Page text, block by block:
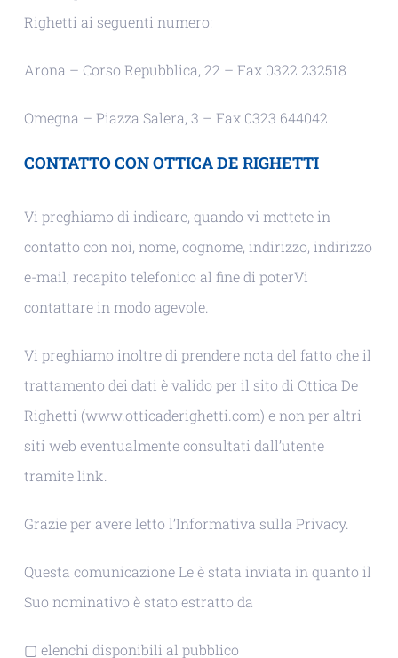
Righetti ai seguenti numero:
Arona – Corso Repubblica, 22 – Fax 0322 232518
Omegna – Piazza Salera, 3 – Fax 0323 644042
CONTATTO CON OTTICA DE RIGHETTI
Vi preghiamo di indicare, quando vi mettete in
contatto con noi, nome, cognome, indirizzo, indirizzo
e-mail, recapito telefonico al fine di poterVi
contattare in modo agevole.
Vi preghiamo inoltre di prendere nota del fatto che il
trattamento dei dati è valido per il sito di Ottica De
Righetti (www.otticaderighetti.com) e non per altri
siti web eventualmente consultati dall’utente
tramite link.
Grazie per avere letto l’Informativa sulla Privacy.
Questa comunicazione Le è stata inviata in quanto il
Suo nominativo è stato estratto da
▢ elenchi disponibili al pubblico